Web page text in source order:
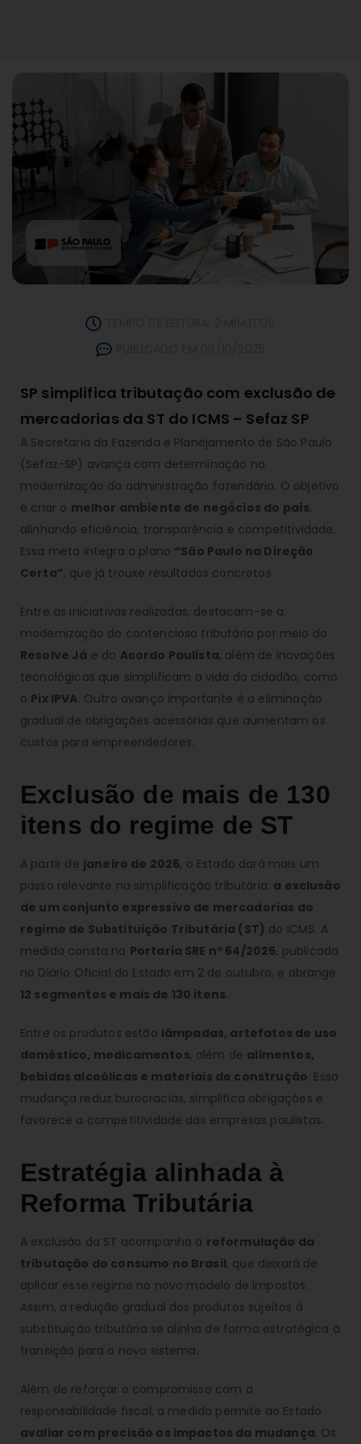
SP simplifica tributação com exclusão de
mercadorias da ST do ICMS – Sefaz SP
A Secretaria da Fazenda e Planejamento de São Paulo
(Sefaz-SP) avança com determinação na
modernização da administração fazendária. O objetivo
é criar o melhor ambiente de negócios do país,
alinhando eficiência, transparência e competitividade.
Essa meta integra o plano “São Paulo na Direção
Certa”, que já trouxe resultados concretos.
Entre as iniciativas realizadas, destacam-se a
modernização do contencioso tributário por meio do
Resolve Já e do Acordo Paulista, além de inovações
tecnológicas que simplificam a vida do cidadão, como
o Pix IPVA. Outro avanço importante é a eliminação
gradual de obrigações acessórias que aumentam os
custos para empreendedores.
Exclusão de mais de 130
itens do regime de ST
A partir de janeiro de 2026, o Estado dará mais um
passo relevante na simplificação tributária: a exclusão
de um conjunto expressivo de mercadorias do
regime de Substituição Tributária (ST) do ICMS. A
medida consta na Portaria SRE nº 64/2025, publicada
no Diário Oficial do Estado em 2 de outubro, e abrange
12 segmentos e mais de 130 itens.
Entre os produtos estão lâmpadas, artefatos de uso
doméstico, medicamentos, além de alimentos,
bebidas alcoólicas e materiais de construção. Essa
mudança reduz burocracias, simplifica obrigações e
favorece a competitividade das empresas paulistas.
Estratégia alinhada à
Reforma Tributária
A exclusão da ST acompanha a reformulação da
tributação do consumo no Brasil, que deixará de
aplicar esse regime no novo modelo de impostos.
Assim, a redução gradual dos produtos sujeitos à
substituição tributária se alinha de forma estratégica à
transição para o novo sistema.
Além de reforçar o compromisso com a
responsabilidade fiscal, a medida permite ao Estado
avaliar com precisão os impactos da mudança. Os